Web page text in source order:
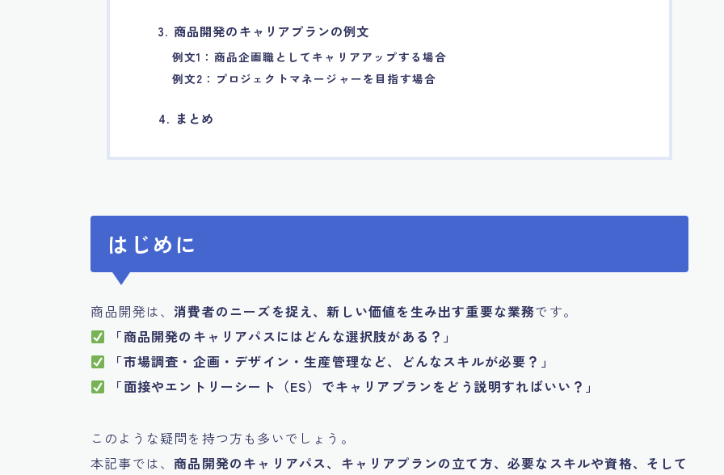
3. 商品開発のキャリアプランの例文
例文1：商品企画職としてキャリアアップする場合
例文2：プロジェクトマネージャーを目指す場合
4. まとめ
はじめに
商品開発は、消費者のニーズを捉え、新しい価値を生み出す重要な業務です。
「商品開発のキャリアパスにはどんな選択肢がある？」
「市場調査・企画・デザイン・生産管理など、どんなスキルが必要？」
「面接やエントリーシート（ES）でキャリアプランをどう説明すればいい？」
このような疑問を持つ方も多いでしょう。
本記事では、商品開発のキャリアパス、キャリアプランの立て方、必要なスキルや資格、そして